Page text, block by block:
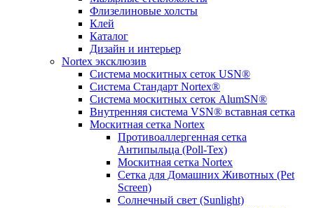
Флизелиновые холсты
Клей
Каталог
Дизайн и интерьер
Nortex эксклюзив
Система москитных сеток USN®
Система Стандарт Nortex®
Система москитных сеток AlumSN®
Внутренняя система VSN® вставная сетка
Москитная сетка Nortex
Противоаллергенная сетка
Антипыльца (Poll-Tex)
Москитная сетка Nortex
Сетка для Домашних Животных (Pet
Screen)
Солнечный свет (Sunlight)